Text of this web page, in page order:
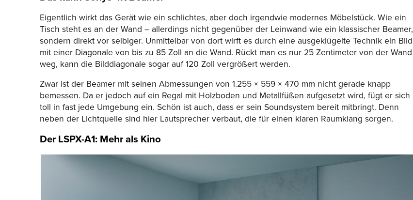
Eigentlich wirkt das Gerät wie ein schlichtes, aber doch irgendwie modernes Möbelstück. Wie ein
Tisch steht es an der Wand – allerdings nicht gegenüber der Leinwand wie ein klassischer Beamer,
sondern direkt vor selbiger. Unmittelbar von dort wirft es durch eine ausgeklügelte Technik ein Bild
mit einer Diagonale von bis zu 85 Zoll an die Wand. Rückt man es nur 25 Zentimeter von der Wand
weg, kann die Bilddiagonale sogar auf 120 Zoll vergrößert werden.
Zwar ist der Beamer mit seinen Abmessungen von 1.255 × 559 × 470 mm nicht gerade knapp
bemessen. Da er jedoch auf ein Regal mit Holzboden und Metallfüßen aufgesetzt wird, fügt er sich
toll in fast jede Umgebung ein. Schön ist auch, dass er sein Soundsystem bereit mitbringt. Denn
neben der Lichtquelle sind hier Lautsprecher verbaut, die für einen klaren Raumklang sorgen.
Der LSPX-A1: Mehr als Kino